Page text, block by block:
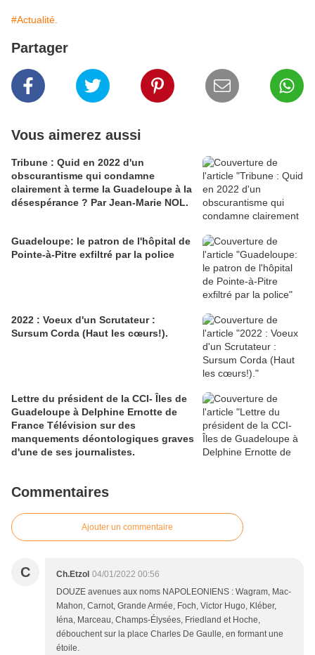
#Actualité.
Partager
Vous aimerez aussi
Tribune : Quid en 2022 d'un
obscurantisme qui condamne
clairement à terme la Guadeloupe à la
désespérance ? Par Jean-Marie NOL.
Guadeloupe: le patron de l'hôpital de
Pointe-à-Pitre exfiltré par la police
2022 : Voeux d'un Scrutateur :
Sursum Corda (Haut les cœurs!).
Lettre du président de la CCI- Îles de
Guadeloupe à Delphine Ernotte de
France Télévision sur des
manquements déontologiques graves
d'une de ses journalistes.
Commentaires
Ajouter un commentaire
C Ch.Etzol 04/01/2022 00:56
DOUZE avenues aux noms NAPOLEONIENS : Wagram, Mac-
Mahon, Carnot, Grande Armée, Foch, Victor Hugo, Kléber,
Iéna, Marceau, Champs-Élysées, Friedland et Hoche,
débouchent sur la place Charles De Gaulle, en formant une
étoile.